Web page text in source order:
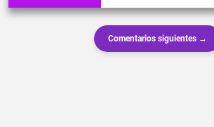
Comentarios siguientes →